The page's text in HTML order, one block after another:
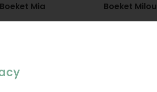
Boeket Mia Boeket Milou